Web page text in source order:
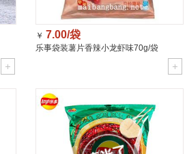
￥ 7.00/袋
乐事袋装薯片香辣小龙虾味70g/袋